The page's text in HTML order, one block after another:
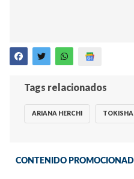
Tags relacionados
ARIANA HERCHI TOKISHA